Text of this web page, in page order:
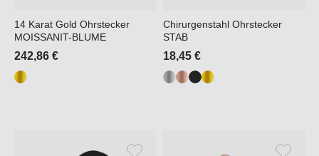
14 Karat Gold Ohrstecker
MOISSANIT-BLUME
242,86 €
Chirurgenstahl Ohrstecker
STAB
18,45 €